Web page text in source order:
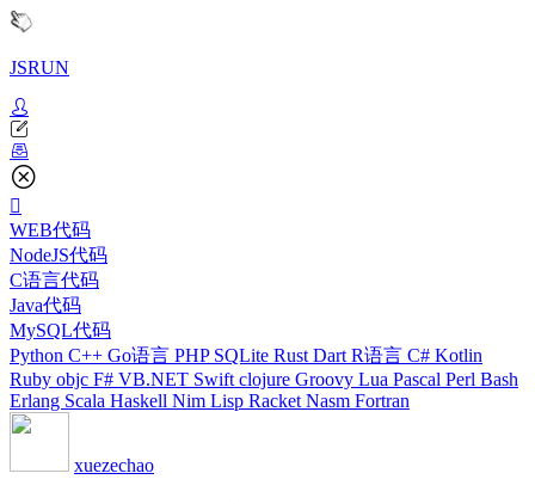
JSRUN
WEB代码
NodeJS代码
C语言代码
Java代码
MySQL代码
Python C++ Go语言 PHP SQLite Rust Dart R语言 C# Kotlin
Ruby objc F# VB.NET Swift clojure Groovy Lua Pascal Perl Bash
Erlang Scala Haskell Nim Lisp Racket Nasm Fortran
xuezechao